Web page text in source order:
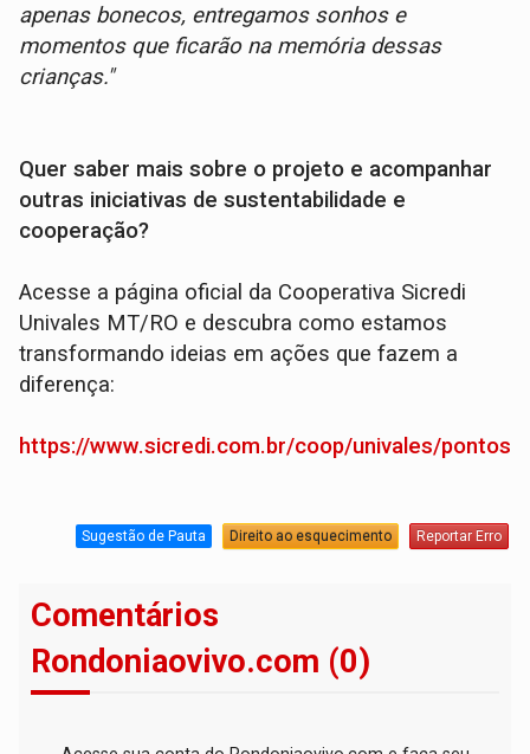
apenas bonecos, entregamos sonhos e
momentos que ficarão na memória dessas
crianças."
Quer saber mais sobre o projeto e acompanhar
outras iniciativas de sustentabilidade e
cooperação?
Acesse a página oficial da Cooperativa Sicredi
Univales MT/RO e descubra como estamos
transformando ideias em ações que fazem a
diferença:
https://www.sicredi.com.br/coop/univales/
Sugestão de Pauta Direito ao esquecimento Reportar Erro
Comentários
Rondoniaovivo.com (0)